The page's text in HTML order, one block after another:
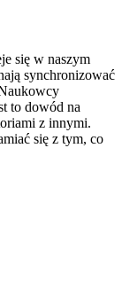
się w naszym
synchronizować
to dowód na
z innymi.
się z tym, co